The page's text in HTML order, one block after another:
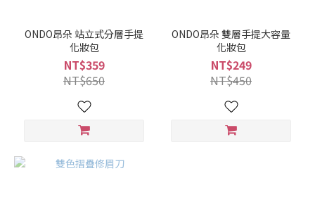
ONDO昂朵 站立式分層手提
化妝包
NT$359
NT$650
ONDO昂朵 雙層手提大容量
化妝包
NT$249
NT$450